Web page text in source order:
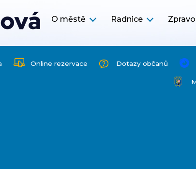
O městě Radnice
Online rezervace Dotazy občanů